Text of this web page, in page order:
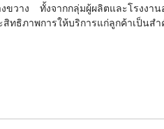
าง ทั้งจากกลุ่มผู้ผลิตและโรงงาน
ทธิภาพการให้บริการแก่ลูกค้าเป็นส